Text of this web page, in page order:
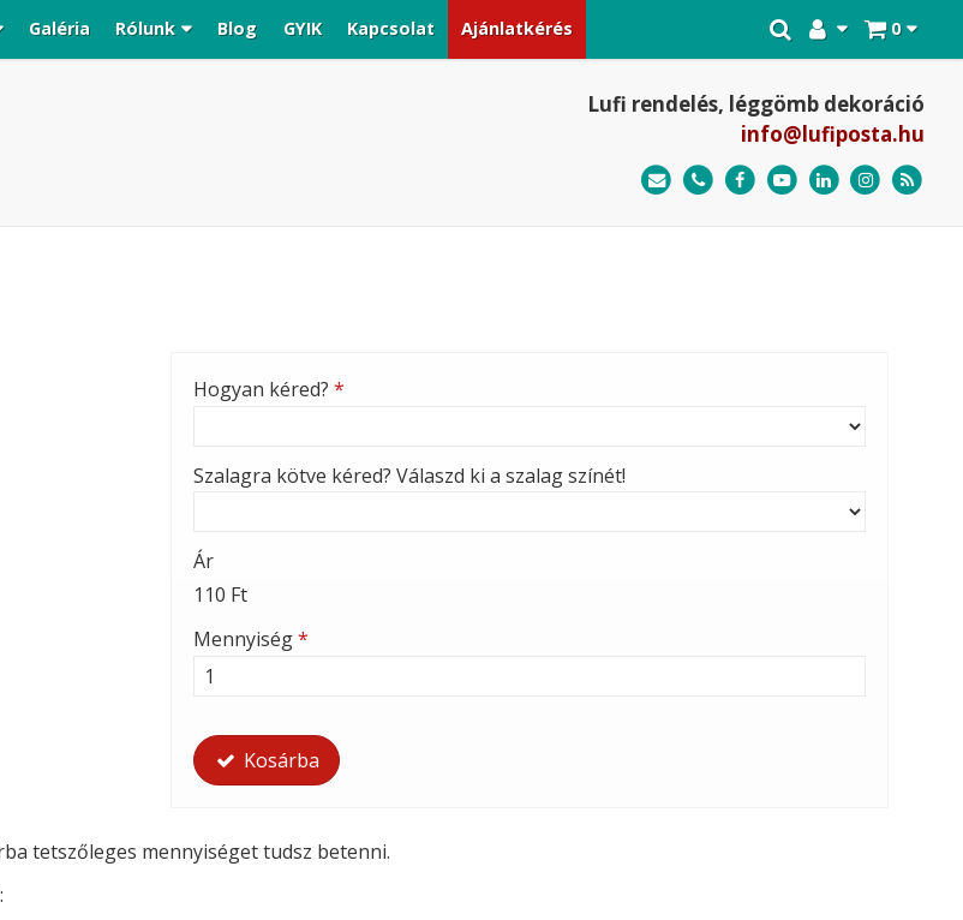
0
Galéria Rólunk Blog GYIK Kapcsolat Ajánlatkérés
Lufi rendelés, léggömb dekoráció
info@lufiposta.hu
Hogyan kéred? *
Szalagra kötve kéred? Válaszd ki a szalag színét!
Ár
110 Ft
Mennyiség*
Kosárba
tetszőleges mennyiséget tudsz betenni.